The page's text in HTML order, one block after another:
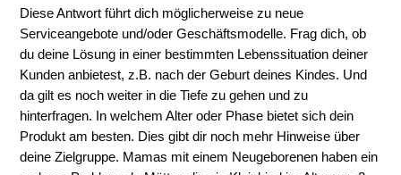
Diese Antwort führt dich möglicherweise zu neue
Serviceangebote und/oder Geschäftsmodelle. Frag dich, ob
du deine Lösung in einer bestimmten Lebenssituation deiner
Kunden anbietest, z.B. nach der Geburt deines Kindes. Und
da gilt es noch weiter in die Tiefe zu gehen und zu
hinterfragen. In welchem Alter oder Phase bietet sich dein
Produkt am besten. Dies gibt dir noch mehr Hinweise über
deine Zielgruppe. Mamas mit einem Neugeborenen haben ein